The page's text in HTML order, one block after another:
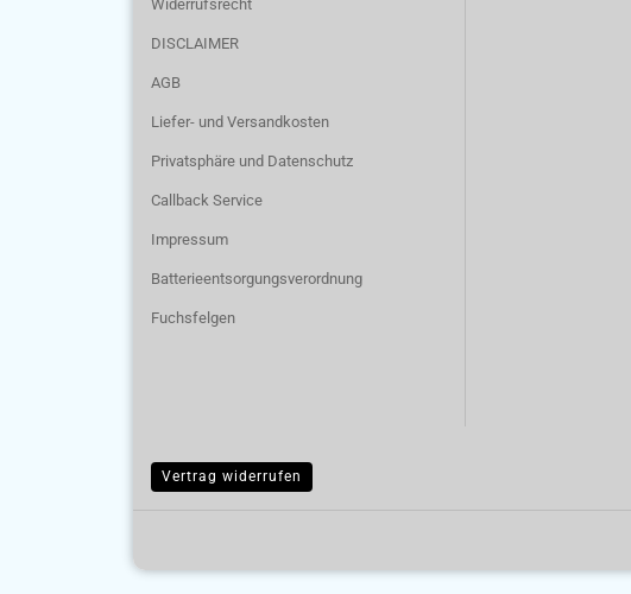
Widerrufsrecht
DISCLAIMER
AGB
Liefer- und Versandkosten
Privatsphäre und Datenschutz
Callback Service
Impressum
Batterieentsorgungsverordnung
Fuchsfelgen
Vertrag widerrufen